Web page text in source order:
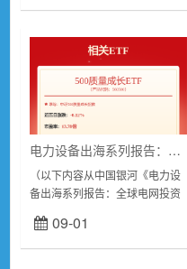
策略――固收专题-20240820行
电力设备出海系列报告：全球电网投资高增，电力设备出海可期
（以下内容从中国银河《电力设
备出海系列报告：全球电网投资
附件原文摘录）全球电网投资
2030年有望翻番达6000亿美
09-01